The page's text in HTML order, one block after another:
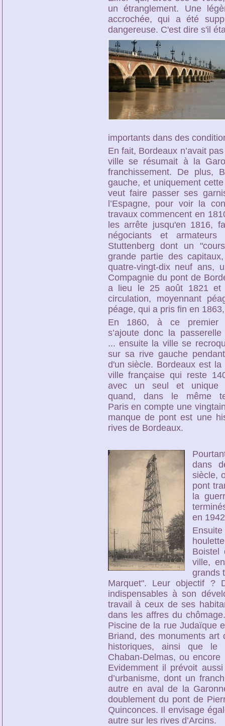
un étranglement. Une
accrochée, qui a été
dangereuse. C'est dire s'il
importants dans des
En fait, Bordeaux n’avait
ville se résumait à la
franchissement. De plus,
gauche, et uniquement
veut faire passer ses
l’Espagne, pour voir la
travaux commencent en
les arrête jusqu'en 1816,
négociants et armateurs
Stuttenberg dont un
grande partie des
quatre-vingt-dix neuf ans,
Compagnie du pont de
a lieu le 25 août 1821
circulation, moyennant
péage, qui a pris fin en
En 1860, à ce premier
s’ajoute donc la passerelle
... ensuite la ville se
sur sa rive gauche
d'un siècle. Bordeaux est la
ville française qui reste
avec un seul et unique
quand, dans le même
Paris en compte une
manque de pont est une
rives de Bordeaux.
dans
siècle,
pont
la
en
Boistel
ville,
grands
Marquet". Leur objectif ?
indispensables à son
travail à ceux de ses
dans les affres du
Piscine de la rue Judaïque
Briand, des monuments art
historiques, ainsi que le
Chaban-Delmas, ou
Evidemment il prévoit
d’urbanisme, dont un
autre en aval de la
doublement du pont de
Quinconces. Il envisage
autre sur les rives d’Arcins.